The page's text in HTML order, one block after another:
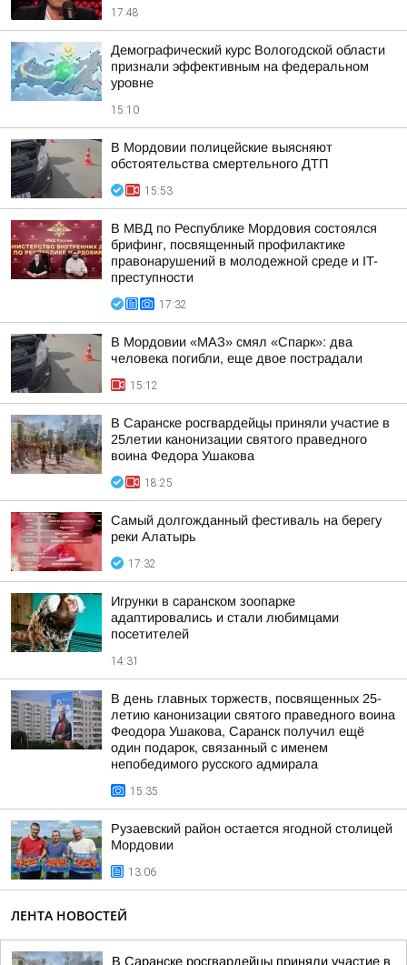
17:48
Демографический курс Вологодской области
признали эффективным на федеральном
уровне
15:10
В Мордовии полицейские выясняют
обстоятельства смертельного ДТП
15:53
В МВД по Республике Мордовия состоялся
брифинг, посвященный профилактике
правонарушений в молодежной среде и IT-
преступности
17:32
В Мордовии «МАЗ» смял «Спарк»: два
человека погибли, еще двое пострадали
15:12
В Саранске росгвардейцы приняли участие в
25летии канонизации святого праведного
воина Федора Ушакова
18:25
Самый долгожданный фестиваль на берегу
реки Алатырь
17:32
Игрунки в саранском зоопарке
адаптировались и стали любимцами
посетителей
14:31
В день главных торжеств, посвященных 25-
летию канонизации святого праведного воина
Феодора Ушакова, Саранск получил ещё
один подарок, связанный с именем
непобедимого русского адмирала
15:35
Рузаевский район остается ягодной столицей
Мордовии
13:06
ЛЕНТА НОВОСТЕЙ
В Саранске росгвардейцы приняли участие в